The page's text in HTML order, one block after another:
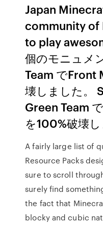
Japan
community of
to play
個のモニュメ
Team でFront
壊しました。
Green Team
を100%破壊し
A fairly large list of
Resource Packs
sure to scroll
surely find
the fact that
blocky and cubic